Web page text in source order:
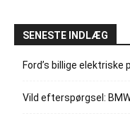
SENESTE INDLÆG
Ford’s billige
Vild efterspørgsel: